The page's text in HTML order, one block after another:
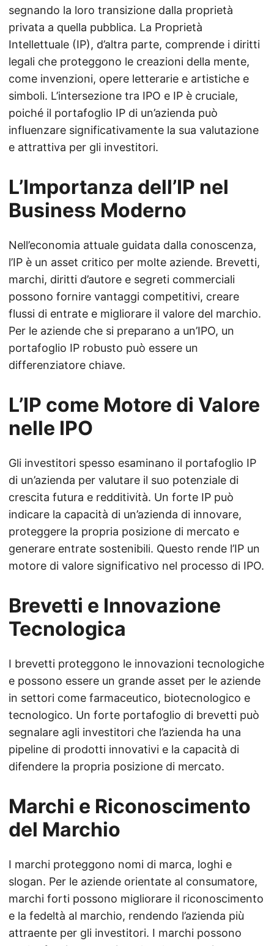
segnando la loro transizione dalla proprietà
privata a quella pubblica. La Proprietà
Intellettuale (IP), d’altra parte, comprende i diritti
legali che proteggono le creazioni della mente,
come invenzioni, opere letterarie e artistiche e
simboli. L’intersezione tra IPO e IP è cruciale,
poiché il portafoglio IP di un’azienda può
influenzare significativamente la sua valutazione
e attrattiva per gli investitori.
L’Importanza dell’IP nel
Business Moderno
Nell’economia attuale guidata dalla conoscenza,
l’IP è un asset critico per molte aziende. Brevetti,
marchi, diritti d’autore e segreti commerciali
possono fornire vantaggi competitivi, creare
flussi di entrate e migliorare il valore del marchio.
Per le aziende che si preparano a un’IPO, un
portafoglio IP robusto può essere un
differenziatore chiave.
L’IP come Motore di Valore
nelle IPO
Gli investitori spesso esaminano il portafoglio IP
di un’azienda per valutare il suo potenziale di
crescita futura e redditività. Un forte IP può
indicare la capacità di un’azienda di innovare,
proteggere la propria posizione di mercato e
generare entrate sostenibili. Questo rende l’IP un
motore di valore significativo nel processo di IPO.
Brevetti e Innovazione
Tecnologica
I brevetti proteggono le innovazioni tecnologiche
e possono essere un grande asset per le aziende
in settori come farmaceutico, biotecnologico e
tecnologico. Un forte portafoglio di brevetti può
segnalare agli investitori che l’azienda ha una
pipeline di prodotti innovativi e la capacità di
difendere la propria posizione di mercato.
Marchi e Riconoscimento
del Marchio
I marchi proteggono nomi di marca, loghi e
slogan. Per le aziende orientate al consumatore,
marchi forti possono migliorare il riconoscimento
e la fedeltà al marchio, rendendo l’azienda più
attraente per gli investitori. I marchi possono